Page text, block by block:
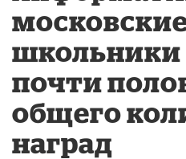
школьники
почти
общего
наград